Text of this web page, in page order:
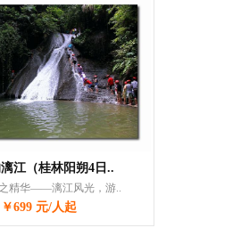
江（桂林阳朔4日..
精华——漓江风光，游..
￥699 元/人起